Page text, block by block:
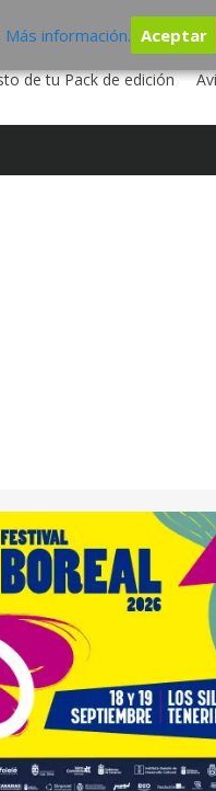
DISCO
ESTUDIO DE
de tu Pack de edición
Más información. Aceptar